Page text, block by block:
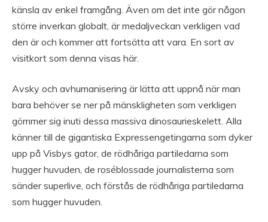
känsla av enkel framgång. Även om det inte gör någon
större inverkan globalt, är medaljveckan verkligen vad
den är och kommer att fortsätta att vara. En sort av
visitkort som denna visas här.
Avsky och avhumanisering är lätta att uppnå när man
bara behöver se ner på mänskligheten som verkligen
gömmer sig inuti dessa massiva dinosaurieskelett. Alla
känner till de gigantiska Expressengetingarna som dyker
upp på Visbys gator, de rödhåriga partiledarna som
hugger huvuden, de roséblossade journalisterna som
sänder superlive, och förstås de rödhåriga partiledarna
som hugger huvuden.